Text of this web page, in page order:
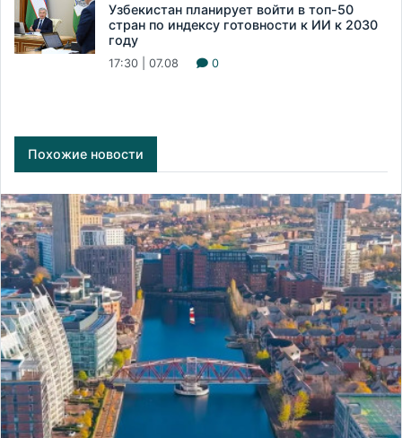
Узбекистан планирует войти в топ-50
стран по индексу готовности к ИИ к 2030
году
17:30 | 07.08 0
Похожие новости